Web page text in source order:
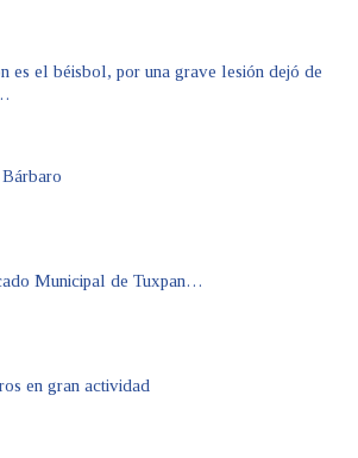
es el béisbol, por una grave lesión dejó de
Municipal de Tuxpan…
en gran actividad